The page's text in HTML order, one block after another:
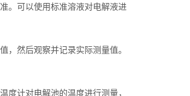
。可以使用标准溶液对电解液进
然后观察并记录实际测量值。
计对电解池的温度进行测量，